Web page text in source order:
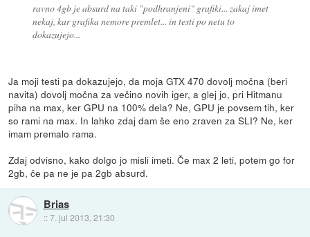
ravno 4gb je absurd na taki "podhranjeni" grafiki... zakaj imet
nekaj, kar grafika nemore premlet... in testi po netu to
dokazujejo...
Ja moji testi pa dokazujejo, da moja GTX 470 dovolj močna (beri
navita) dovolj močna za večino novih iger, a glej jo, pri Hitmanu
piha na max, ker GPU na 100% dela? Ne, GPU je povsem tih, ker
so rami na max. In lahko zdaj dam še eno zraven za SLI? Ne, ker
imam premalo rama.
Zdaj odvisno, kako dolgo jo misli imeti. Če max 2 leti, potem go for
2gb, če pa ne je pa 2gb absurd.
Brias
::7. jul 2013, 21:30